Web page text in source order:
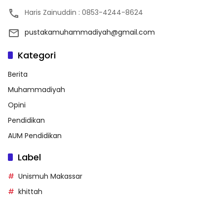
Haris Zainuddin : 0853-4244-8624
pustakamuhammadiyah@gmail.com
Kategori
Berita
Muhammadiyah
Opini
Pendidikan
AUM Pendidikan
Label
Unismuh Makassar
khittah